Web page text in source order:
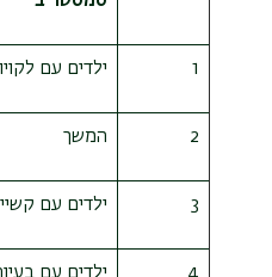
1 ילדים עם
2 המשך
3 ילדים עם